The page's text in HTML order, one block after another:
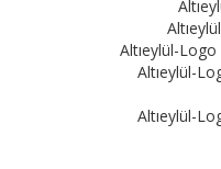
Altıeylül-
Altıeylül-
Altıeylül-